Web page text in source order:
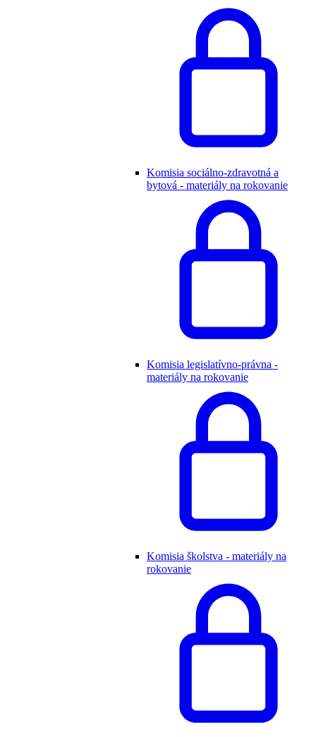
Komisia sociálno-zdravotná a
bytová - materiály na rokovanie
Komisia legislatívno-právna -
materiály na rokovanie
Komisia školstva - materiály na
rokovanie